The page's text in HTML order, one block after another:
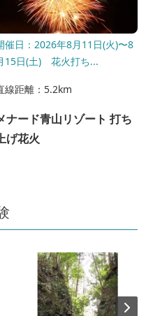
催日：2026年8月11日(火)〜8
15日(土) 花火打ち...
線距離：5.2km
ナード青山リゾート 打ち
げ花火